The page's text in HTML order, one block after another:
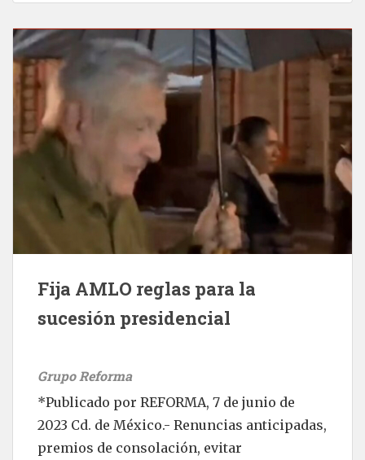
Fija AMLO reglas para la
sucesión presidencial
Grupo Reforma
*Publicado por REFORMA, 7 de junio de
2023 Cd. de México.- Renuncias anticipadas,
premios de consolación, evitar